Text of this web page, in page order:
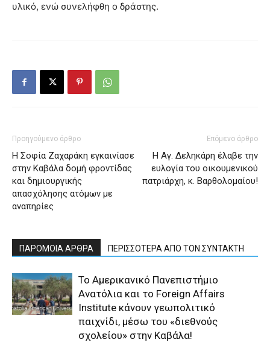
υλικό, ενώ συνελήφθη ο δράστης.
Προηγούμενο άρθρο
Η Σοφία Ζαχαράκη εγκαινίασε
στην Καβάλα δομή φροντίδας
και δημιουργικής
απασχόλησης ατόμων με
αναπηρίες
Επόμενο άρθρο
Η Αγ. Δεληκάρη έλαβε την
ευλογία του οικουμενικού
πατριάρχη, κ. Βαρθολομαίου!
ΠΑΡΟΜΟΙΑ ΑΡΘΡΑ ΠΕΡΙΣΣΟΤΕΡΑ ΑΠΟ ΤΟΝ ΣΥΝΤΑΚΤΗ
Το Αμερικανικό Πανεπιστήμιο
Ανατόλια και το Foreign Affairs
Institute κάνουν γεωπολιτικό
παιχνίδι, μέσω του «διεθνούς
σχολείου» στην Καβάλα!